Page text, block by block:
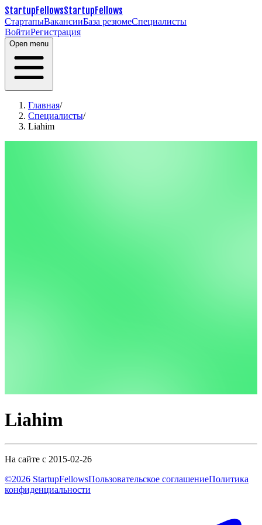
StartupFellowsStartupFellows
СтартапыВакансииБаза резюмеСпециалисты
ВойтиРегистрация
Open menu
Главная/
Специалисты/
Liahim
Liahim
На сайте с 2015-02-26
©2026 StartupFellowsПользовательское соглашениеПолитика
конфиденциальности